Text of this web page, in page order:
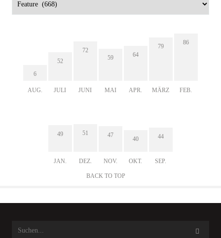
6
AUG.
52
JULI
72
JUNI
59
MAI
64
APR.
79
MÄRZ
86
FEB.
49
JAN.
51
DEZ.
47
NOV.
40
OKT.
44
SEP.
BACK TO TOP